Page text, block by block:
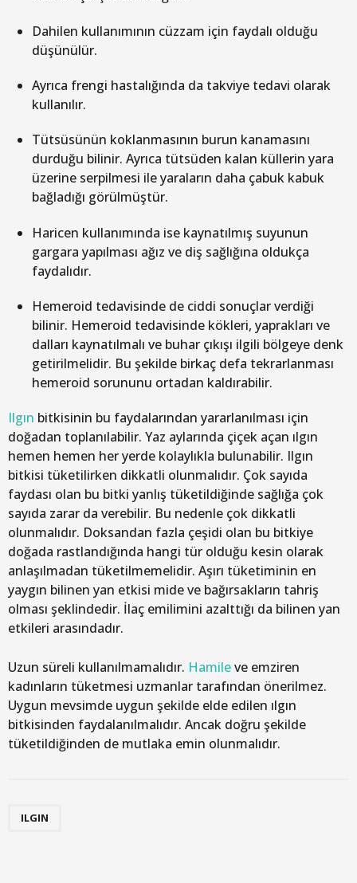
Dahilen kullanımının cüzzam için faydalı olduğu
düşünülür.
Ayrıca frengi hastalığında da takviye tedavi olarak
kullanılır.
Tütsüsünün koklanmasının burun kanamasını
durduğu bilinir. Ayrıca tütsüden kalan küllerin yara
üzerine serpilmesi ile yaraların daha çabuk kabuk
bağladığı görülmüştür.
Haricen kullanımında ise kaynatılmış suyunun
gargara yapılması ağız ve diş sağlığına oldukça
faydalıdır.
Hemeroid tedavisinde de ciddi sonuçlar verdiği
bilinir. Hemeroid tedavisinde kökleri, yaprakları ve
dalları kaynatılmalı ve buhar çıkışı ilgili bölgeye denk
getirilmelidir. Bu şekilde birkaç defa tekrarlanması
hemeroid sorununu ortadan kaldırabilir.
Ilgın bitkisinin bu faydalarından yararlanılması için
doğadan toplanılabilir. Yaz aylarında çiçek açan ılgın
hemen hemen her yerde kolaylıkla bulunabilir. Ilgın
bitkisi tüketilirken dikkatli olunmalıdır. Çok sayıda
faydası olan bu bitki yanlış tüketildiğinde sağlığa çok
sayıda zarar da verebilir. Bu nedenle çok dikkatli
olunmalıdır. Doksandan fazla çeşidi olan bu bitkiye
doğada rastlandığında hangi tür olduğu kesin olarak
anlaşılmadan tüketilmemelidir. Aşırı tüketiminin en
yaygın bilinen yan etkisi mide ve bağırsakların tahriş
olması şeklindedir. İlaç emilimini azalttığı da bilinen yan
etkileri arasındadır.
Uzun süreli kullanılmamalıdır. Hamileve emziren
kadınların tüketmesi uzmanlar tarafından önerilmez.
Uygun mevsimde uygun şekilde elde edilen ılgın
bitkisinden faydalanılmalıdır. Ancak doğru şekilde
tüketildiğinden de mutlaka emin olunmalıdır.
ILGIN